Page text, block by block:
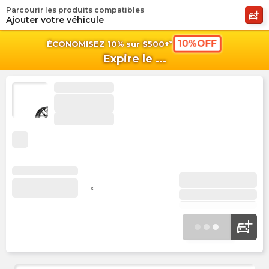
ÉCONOMISEZ 10% sur $500+* 10%OFF
Expire le ...
Parcourir les produits compatibles
Ajouter votre véhicule
x
shopping_cart